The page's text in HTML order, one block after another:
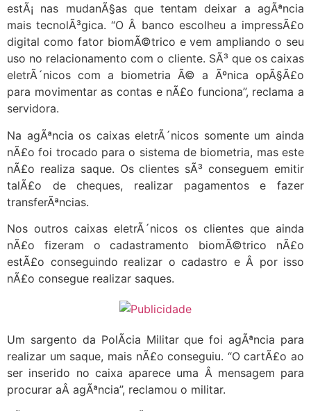
estÃ¡ nas mudanÃ§as que tentam deixar a agÃªncia
mais tecnolÃ³gica. “O Â banco escolheu a impressÃ£o
digital como fator biomÃ©trico e vem ampliando o seu
uso no relacionamento com o cliente. SÃ³ que os caixas
eletrÃ´nicos com a biometria Ã© a Ãºnica opÃ§Ã£o
para movimentar as contas e nÃ£o funciona”, reclama a
servidora.
Na agÃªncia os caixas eletrÃ´nicos somente um ainda
nÃ£o foi trocado para o sistema de biometria, mas este
nÃ£o realiza saque. Os clientes sÃ³ conseguem emitir
talÃ£o de cheques, realizar pagamentos e fazer
transferÃªncias.
Nos outros caixas eletrÃ´nicos os clientes que ainda
nÃ£o fizeram o cadastramento biomÃ©trico nÃ£o
estÃ£o conseguindo realizar o cadastro e Â por isso
nÃ£o consegue realizar saques.
Um sargento da PolÃ­cia Militar que foi agÃªncia para
realizar um saque, mais nÃ£o conseguiu. “O cartÃ£o ao
ser inserido no caixa aparece uma Â mensagem para
procurar aÂ agÃªncia”, reclamou o militar.